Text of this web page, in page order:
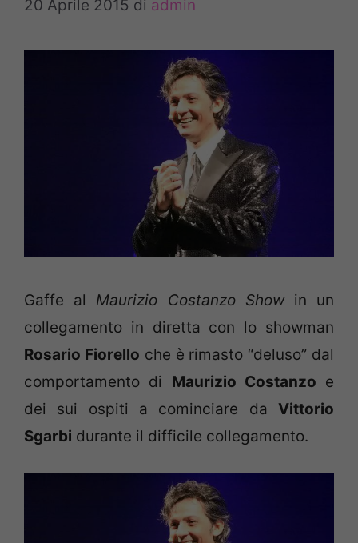
20 Aprile 2015 di admin
Gaffe al Maurizio Costanzo Show in un
collegamento in diretta con lo showman
Rosario Fiorello che è rimasto “deluso” dal
comportamento di Maurizio Costanzo e
dei sui ospiti a cominciare da Vittorio
Sgarbi durante il difficile collegamento.